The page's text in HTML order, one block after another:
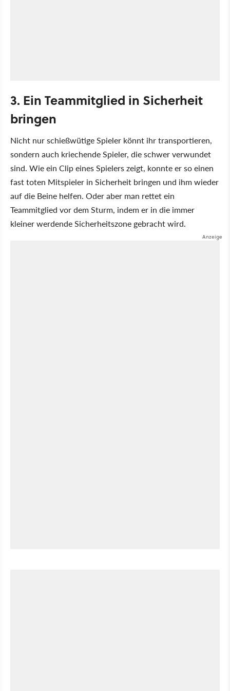
3. Ein Teammitglied in Sicherheit
bringen
Nicht nur schießwütige Spieler könnt ihr transportieren,
sondern auch kriechende Spieler, die schwer verwundet
sind. Wie ein Clip eines Spielers zeigt, konnte er so einen
fast toten Mitspieler in Sicherheit bringen und ihm wieder
auf die Beine helfen. Oder aber man rettet ein
Teammitglied vor dem Sturm, indem er in die immer
kleiner werdende Sicherheitszone gebracht wird.